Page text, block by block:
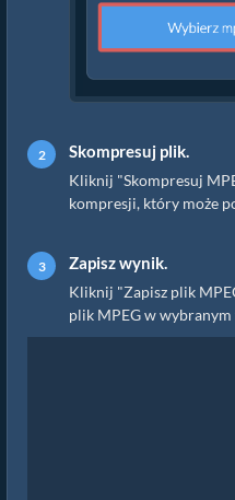
Skompresuj plik.
Kliknij "Skompresuj
kompresji, który może
Zapisz wynik.
Kliknij "Zapisz plik
plik MPEG w